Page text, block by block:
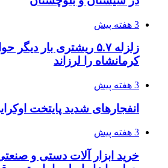
3 هفته پیش
زلزله ۵.۷ ریشتری بار
کرمانشاه را لرزاند
3 هفته پیش
انفجارهای شدید پایتخت
3 هفته پیش
خرید ابزار آلات دستی و